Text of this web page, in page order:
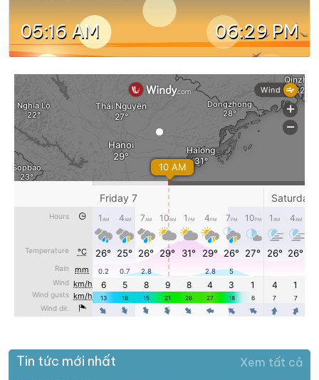
05:16 AM 06:29 PM
Tin tức mới nhất Xem tất cả